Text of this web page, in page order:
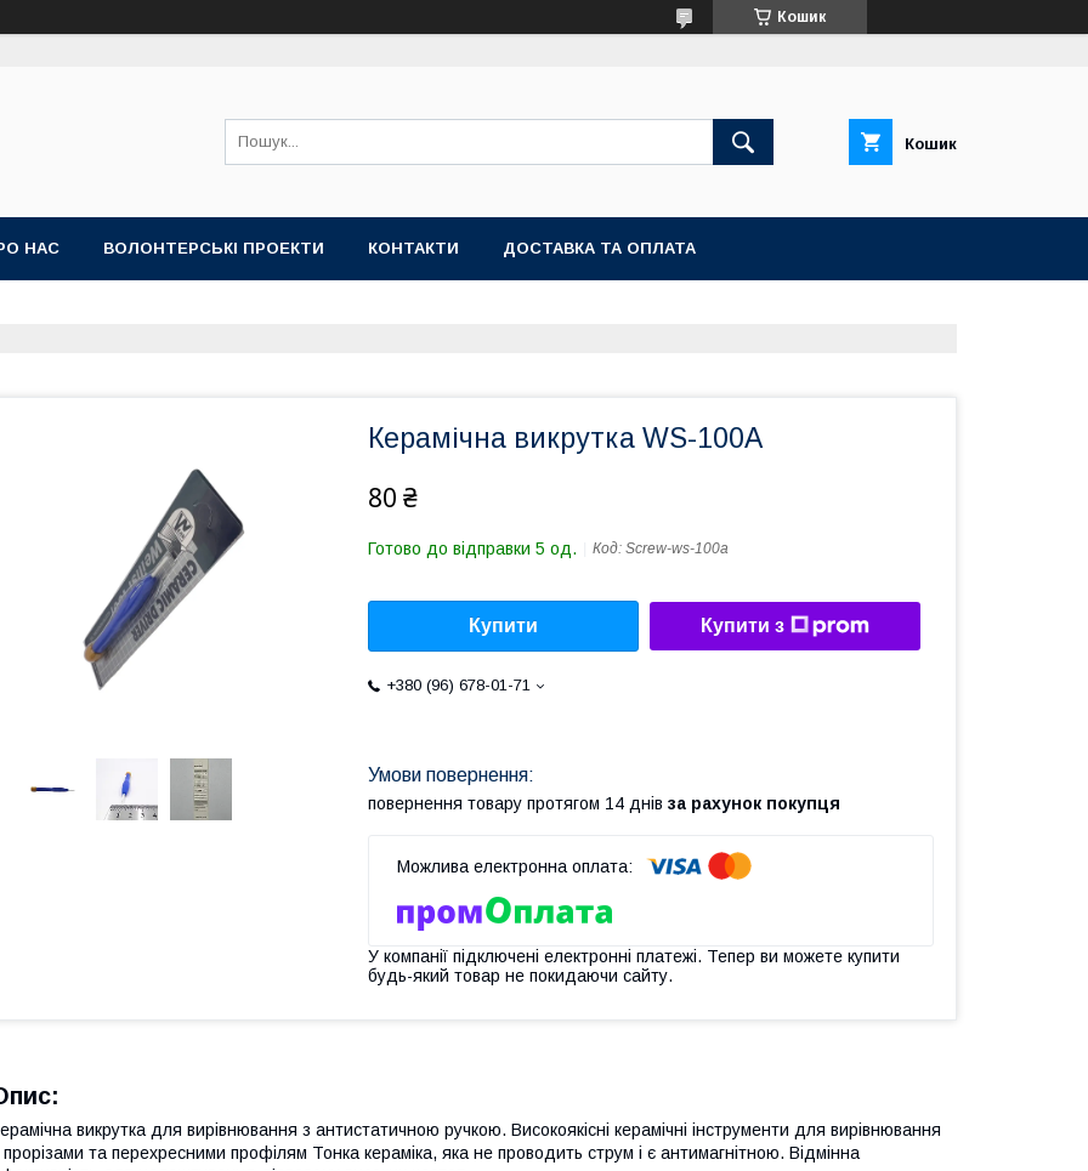
Кошик
Кошик
НАС ВОЛОНТЕРСЬКІ ПРОЕКТИ КОНТАКТИ ДОСТАВКА ТА ОПЛАТА
Керамічна викрутка WS-100A
80 ₴
Готово до відправки 5 од. Код: Screw-ws-100a
Купити Купити з
+380 (96) 678-01-71
повернення товару протягом 14 днів за рахунок покупця
У компанії підключені електронні платежі. Тепер ви можете купити
будь-який товар не покидаючи сайту.
викрутка для вирівнювання з антистатичною ручкою. Високоякісні керамічні інструменти для вирівнювання
прорізами та перехресними профілям Тонка кераміка, яка не проводить струм і є антимагнітною. Відмінна